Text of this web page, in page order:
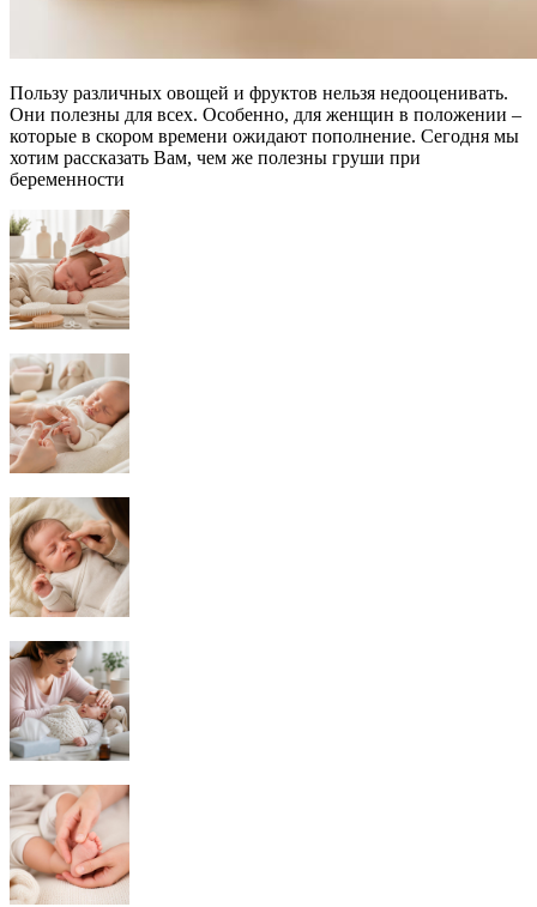
Пользу различных овощей и фруктов нельзя недооценивать.
Они полезны для всех. Особенно, для женщин в положении –
которые в скором времени ожидают пополнение. Сегодня мы
хотим рассказать Вам, чем же полезны груши при
беременности